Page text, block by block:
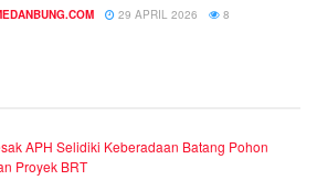
29 APRIL 2026 8
APH Selidiki Keberadaan Batang Pohon
Proyek BRT